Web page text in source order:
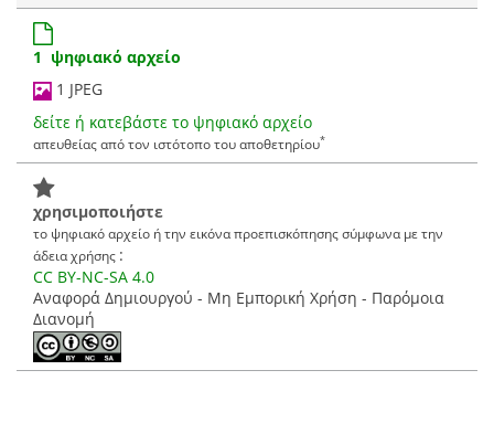
1 ψηφιακό αρχείο
1 JPEG
δείτε ή κατεβάστε το ψηφιακό αρχείο
απευθείας από τον ιστότοπο του αποθετηρίου*
χρησιμοποιήστε
το ψηφιακό αρχείο ή την εικόνα προεπισκόπησης σύμφωνα με την
άδεια χρήσης :
CC BY-NC-SA 4.0
Αναφορά Δημιουργού - Μη Εμπορική Χρήση - Παρόμοια
Διανομή